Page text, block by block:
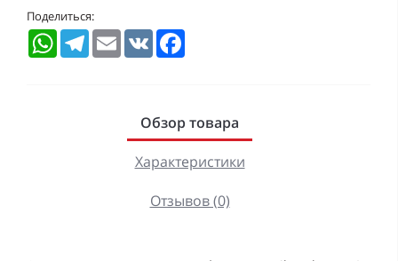
Поделиться:
WhatsAppTelegramEmail VK
Обзор товара
Характеристики
Отзывов (0)